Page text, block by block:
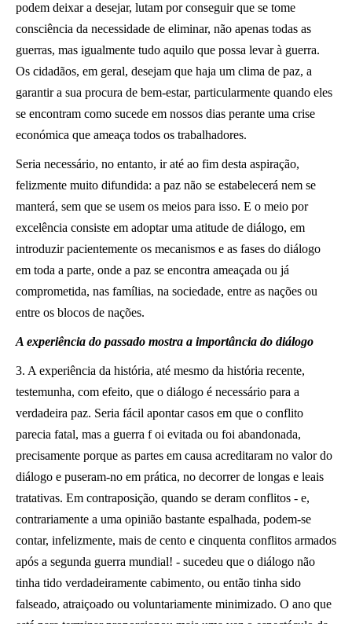
podem deixar a desejar, lutam por conseguir que se tome
consciência da necessidade de eliminar, não apenas todas as
guerras, mas igualmente tudo aquilo que possa levar à guerra.
Os cidadãos, em geral, desejam que haja um clima de paz, a
garantir a sua procura de bem-estar, particularmente quando eles
se encontram como sucede em nossos dias perante uma crise
económica que ameaça todos os trabalhadores.
Seria necessário, no entanto, ir até ao fim desta aspiração,
felizmente muito difundida: a paz não se estabelecerá nem se
manterá, sem que se usem os meios para isso. E o meio por
excelência consiste em adoptar uma atitude de diálogo, em
introduzir pacientemente os mecanismos e as fases do diálogo
em toda a parte, onde a paz se encontra ameaçada ou já
comprometida, nas famílias, na sociedade, entre as nações ou
entre os blocos de nações.
A experiência do passado mostra a importância do diálogo
3. A experiência da história, até mesmo da história recente,
testemunha, com efeito, que o diálogo é necessário para a
verdadeira paz. Seria fácil apontar casos em que o conflito
parecia fatal, mas a guerra f oi evitada ou foi abandonada,
precisamente porque as partes em causa acreditaram no valor do
diálogo e puseram-no em prática, no decorrer de longas e leais
tratativas. Em contraposição, quando se deram conflitos - e,
contrariamente a uma opinião bastante espalhada, podem-se
contar, infelizmente, mais de cento e cinquenta conflitos armados
após a segunda guerra mundial! - sucedeu que o diálogo não
tinha tido verdadeiramente cabimento, ou então tinha sido
falseado, atraiçoado ou voluntariamente minimizado. O ano que